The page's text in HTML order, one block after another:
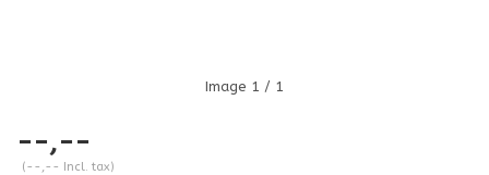
Image 1 / 1
--,--
(--,-- Incl. tax)